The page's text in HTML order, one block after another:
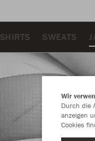
SHIRTS SWEATS
Wir
Durch die
anzeigen
Cookies